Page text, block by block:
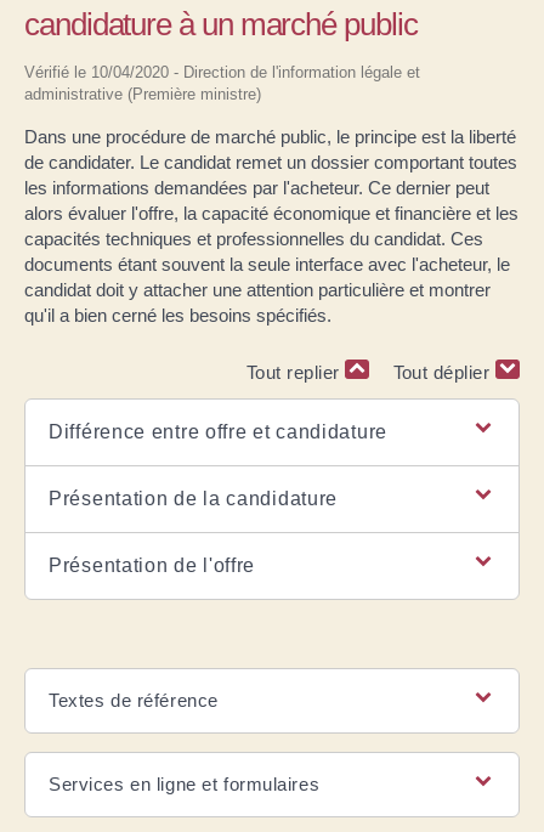
candidature à un marché public
Vérifié le 10/04/2020 - Direction de l'information légale et
administrative (Première ministre)
Dans une procédure de marché public, le principe est la liberté
de candidater. Le candidat remet un dossier comportant toutes
les informations demandées par l'acheteur. Ce dernier peut
alors évaluer l'offre, la capacité économique et financière et les
capacités techniques et professionnelles du candidat. Ces
documents étant souvent la seule interface avec l'acheteur, le
candidat doit y attacher une attention particulière et montrer
qu'il a bien cerné les besoins spécifiés.
Tout replier Tout déplier
Différence entre offre et candidature
Présentation de la candidature
Présentation de l'offre
Textes de référence
Services en ligne et formulaires